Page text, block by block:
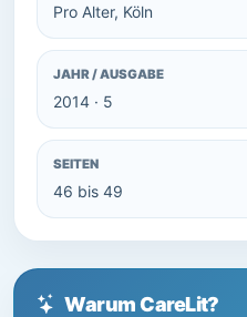
Pro Alter, Köln
JAHR / AUSGABE
2014 · 5
SEITEN
46 bis 49
Warum CareLit?